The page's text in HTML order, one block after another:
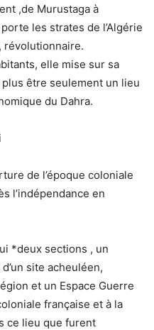
,de Murustaga à
les strates de l’Algérie
révolutionnaire.
elle mise sur sa
être seulement un lieu
du Dahra.
de l’époque coloniale
l’indépendance en
*deux sections , un
site acheuléen,
et un Espace Guerre
française et à la
ce lieu que furent